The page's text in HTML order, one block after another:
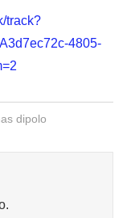
track?
4805-
dipolo